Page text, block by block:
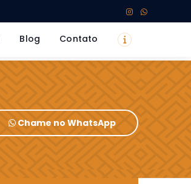
Blog Contato
Chame no WhatsApp